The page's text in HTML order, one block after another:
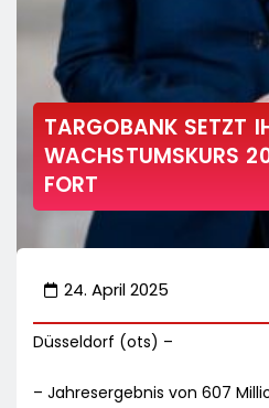
TARGOBANK SETZT
WACHSTUMSKURS
FORT
24. April 2025
Düsseldorf (ots) –
– Jahresergebnis von 607